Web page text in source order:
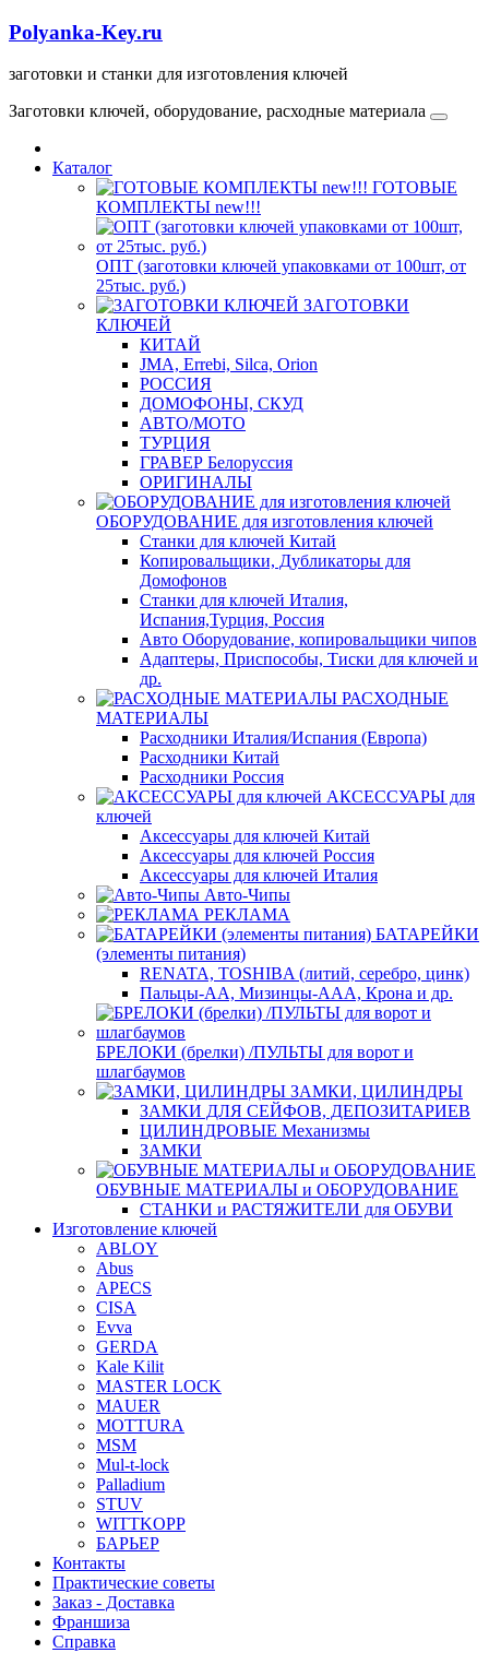
Polyanka-Key.ru
заготовки и станки для изготовления ключей
Заготовки ключей, оборудование, расходные материала
Каталог
ГОТОВЫЕ
КОМПЛЕКТЫ new!!!
ОПТ (заготовки ключей упаковками от 100шт, от
25тыс. руб.)
ЗАГОТОВКИ
КЛЮЧЕЙ
КИТАЙ
JMA, Errebi, Silca, Orion
РОССИЯ
ДОМОФОНЫ, СКУД
ABTO/МОТО
ТУРЦИЯ
ГРАВЕР Белоруссия
ОРИГИНАЛЫ
ОБОРУДОВАНИЕ для изготовления ключей
Станки для ключей Китай
Копировальщики, Дубликаторы для
Домофонов
Станки для ключей Италия,
Испания,Турция, Россия
Авто Оборудование, копировальщики чипов
Адаптеры, Приспособы, Тиски для ключей и
др.
РАСХОДНЫЕ
МАТЕРИАЛЫ
Расходники Италия/Испания (Европа)
Расходники Китай
Расходники Россия
АКСЕССУАРЫ для
ключей
Аксессуары для ключей Китай
Аксессуары для ключей Россия
Аксессуары для ключей Италия
Авто-Чипы
РЕКЛАМА
БАТАРЕЙКИ
(элементы питания)
RENATA, TOSHIBA (литий, серебро, цинк)
Пальцы-АА, Мизинцы-ААА, Крона и др.
БРЕЛОКИ (брелки) /ПУЛЬТЫ для ворот и
шлагбаумов
ЗАМКИ, ЦИЛИНДРЫ
ЗАМКИ ДЛЯ СЕЙФОВ, ДЕПОЗИТАРИЕВ
ЦИЛИНДРОВЫЕ Механизмы
ЗАМКИ
ОБУВНЫЕ МАТЕРИАЛЫ и ОБОРУДОВАНИЕ
СТАНКИ и РАСТЯЖИТЕЛИ для ОБУВИ
Изготовление ключей
ABLOY
Abus
APECS
CISA
Evva
GERDA
Kale Kilit
MASTER LOCK
MAUER
MOTTURA
MSM
Mul-t-lock
Palladium
STUV
WITTKOPP
БАРЬЕР
Контакты
Практические советы
Заказ - Доставка
Франшиза
Справка